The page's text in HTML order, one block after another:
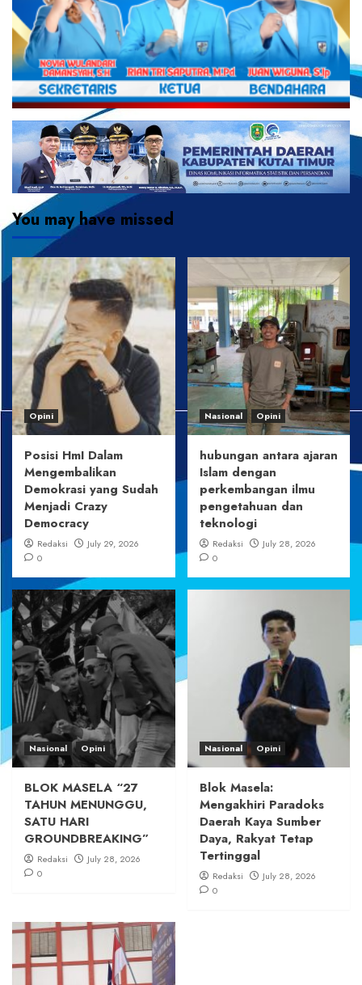
You may have missed
Opini
Posisi HmI Dalam
Mengembalikan
Demokrasi yang Sudah
Menjadi Crazy
Democracy
Redaksi
July 29, 2026
0
Nasional Opini
hubungan antara ajaran
Islam dengan
perkembangan ilmu
pengetahuan dan
teknologi
Redaksi
July 28, 2026
0
Nasional Opini
BLOK MASELA “27
TAHUN MENUNGGU,
SATU HARI
GROUNDBREAKING”
Redaksi
July 28, 2026
0
Nasional Opini
Blok Masela:
Mengakhiri Paradoks
Daerah Kaya Sumber
Daya, Rakyat Tetap
Tertinggal
Redaksi
July 28, 2026
0